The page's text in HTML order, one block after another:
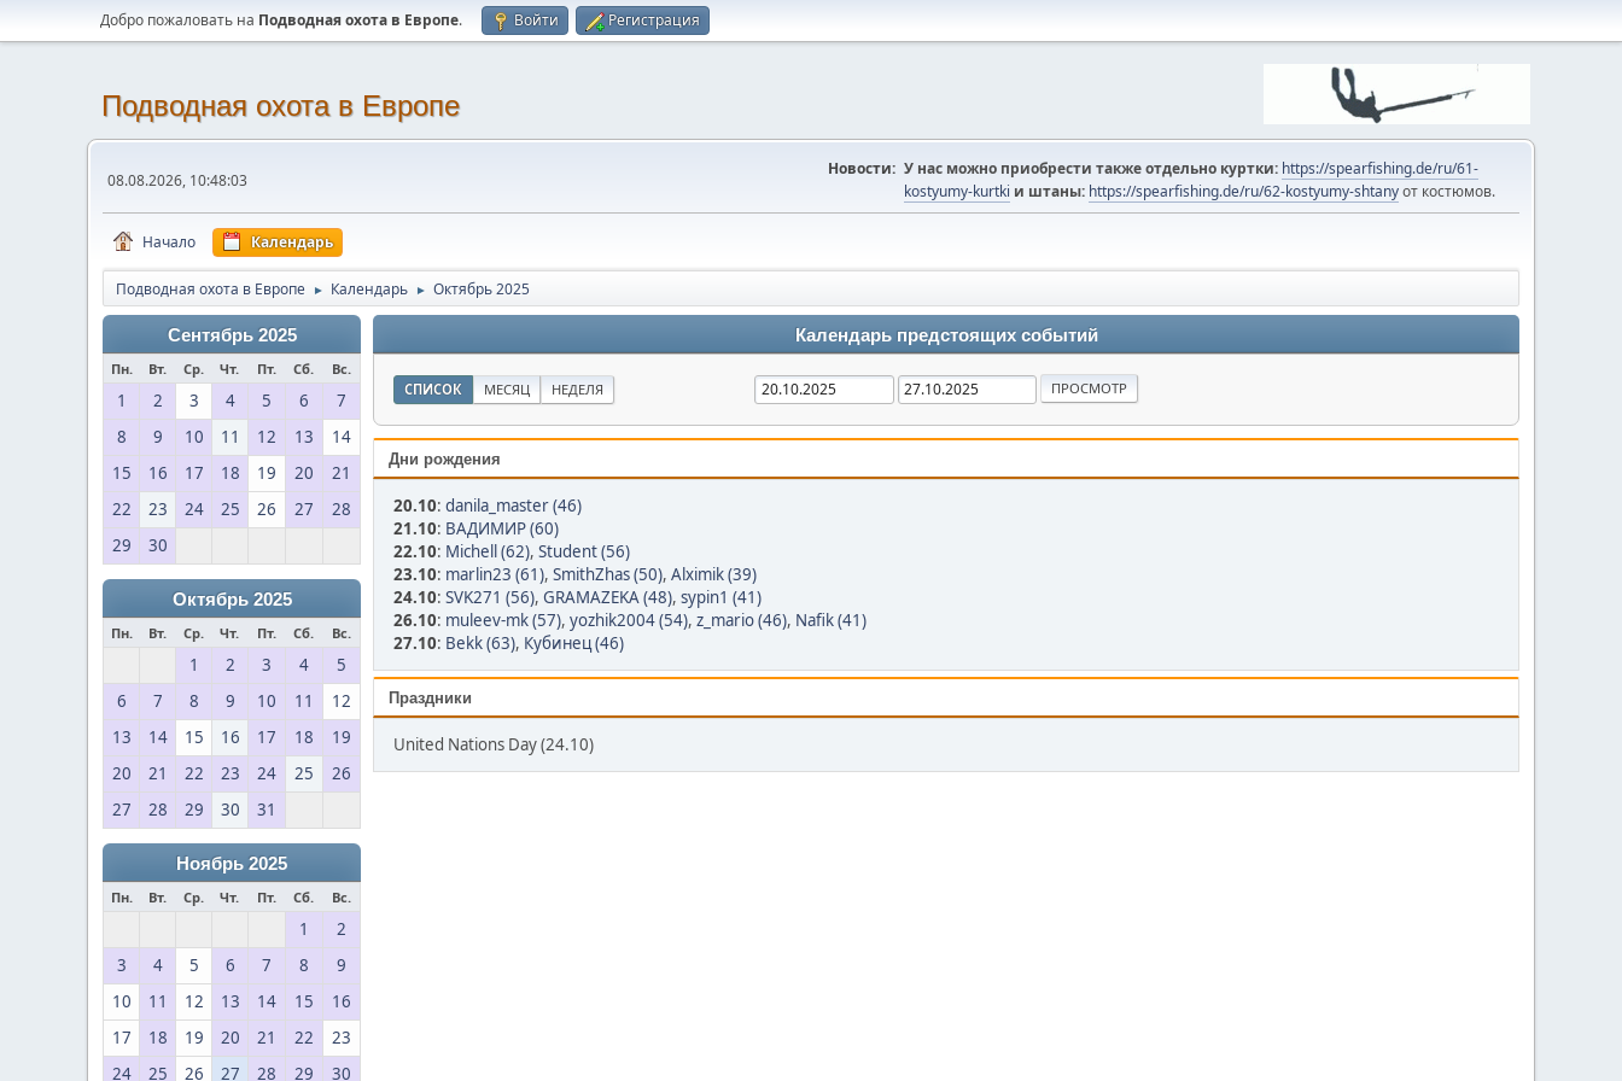
Добро пожаловать на Подводная охота в Европе. Войти Регистрация
Подводная охота в Европе
08.08.2026, 10:48:03
Новости: У нас можно приобрести также отдельно куртки: https://spearfishing.de/ru/61-
kostyumy-kurtki и штаны: https://spearfishing.de/ru/62-kostyumy-shtanyот костюмов.
Начало Календарь
Подводная охота в Европе ► Календарь ► Октябрь 2025
Сентябрь 2025
Пн. Вт. Ср. Чт. Пт. Сб. Вс.
1 2 3 4 5 6
7
8
9 10 11 12 13
14
15
16 17 18 19 20
21
22
23 24 25 26 27
28
29
30
Октябрь 2025
Пн. Вт. Ср. Чт. Пт. Сб. Вс.
1 2 3 4
5
6
7 8 9 10 11
12
13
14 15 16 17 18
19
20
21 22 23 24 25
26
27
28 29 30 31
Ноябрь 2025
Пн. Вт. Ср. Чт. Пт. Сб. Вс.
1
2
3
4 5 6 7 8
9
10
11 12 13 14 15
16
17
18 19 20 21 22
23
24
25 26 27 28 29 30
Календарь предстоящих событий
СПИСОК МЕСЯЦ НЕДЕЛЯ
Дни рождения
20.10: danila_master (46)
21.10: ВАДИМИР (60)
22.10: Michell (62), Student (56)
23.10: marlin23 (61), SmithZhas (50), Alximik (39)
24.10: SVK271 (56), GRAMAZEKA (48), sypin1 (41)
26.10: muleev-mk (57), yozhik2004 (54), z_mario (46), Nafik (41)
27.10: Bekk (63), Кубинец (46)
Праздники
United Nations Day (24.10)